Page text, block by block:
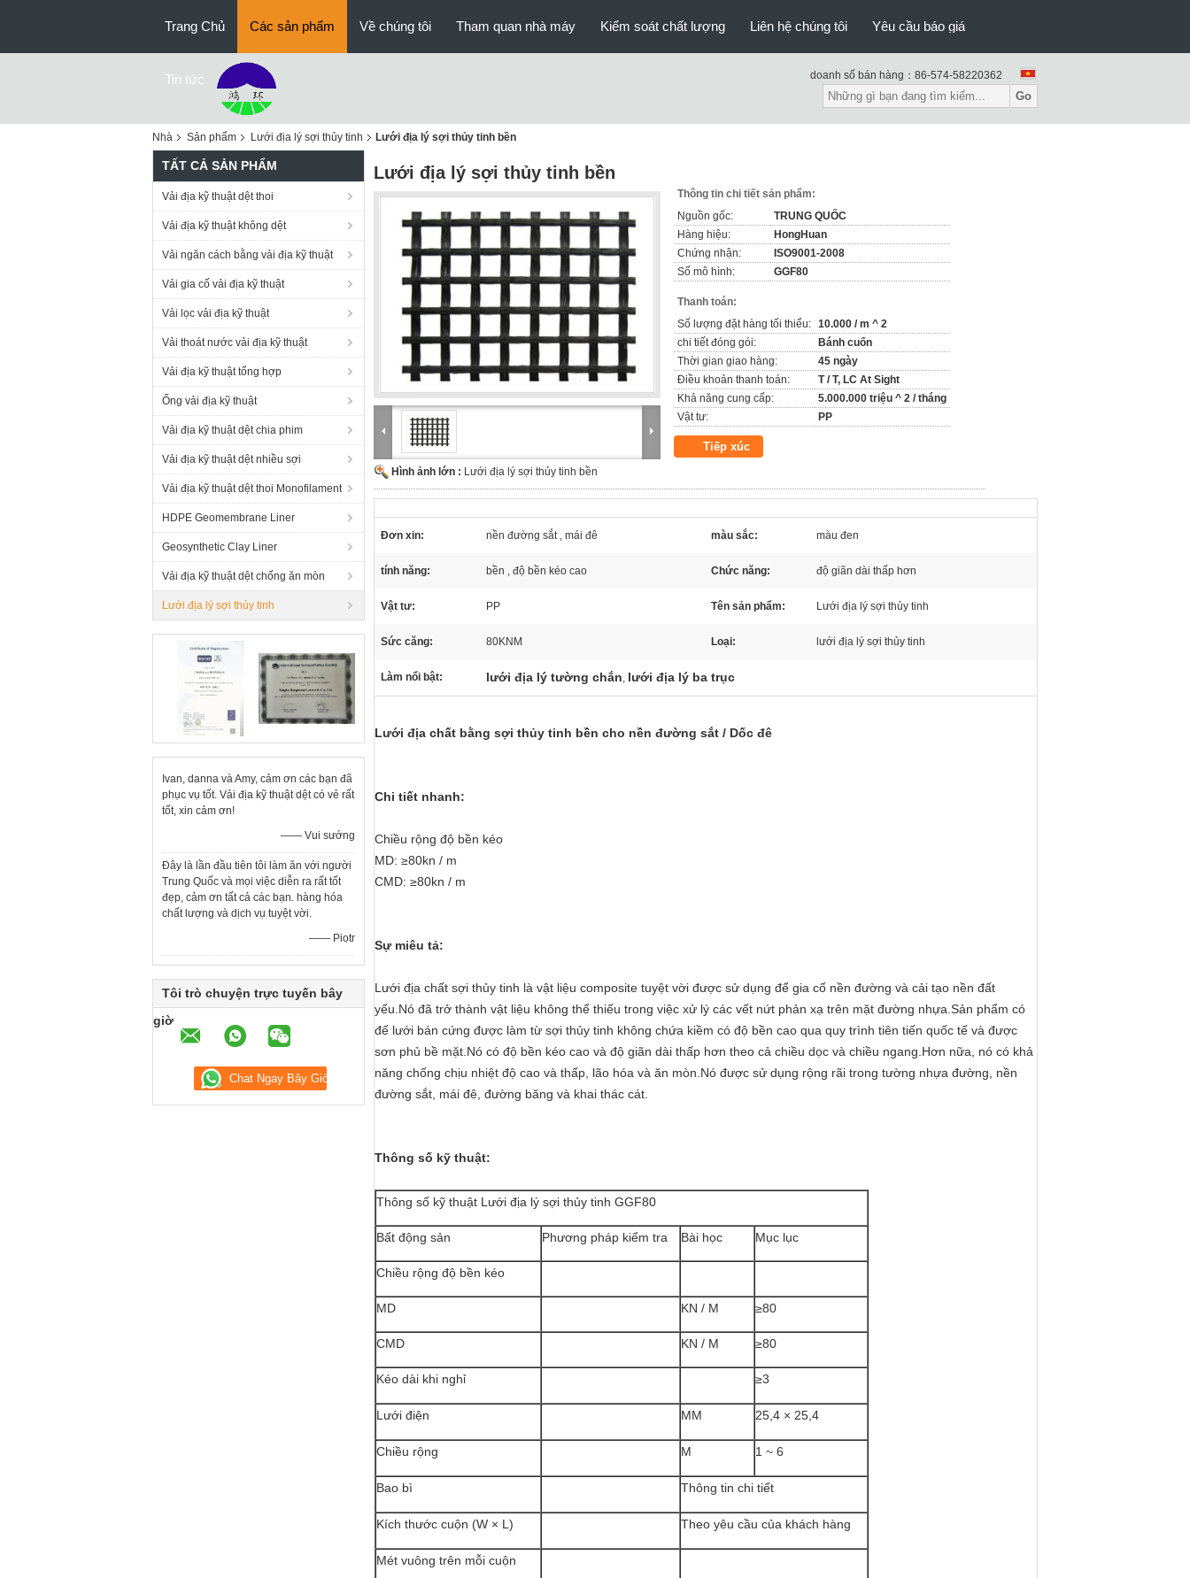
Trang Chủ Các sản phẩm Về chúng tôi Tham quan nhà máy Kiểm soát chất lượng Liên hệ chúng tôi Yêu cầu báo giá
Tin tức doanh số bán hàng： 86-574-58220362
Go
Nhà Sản phẩm Lưới địa lý sợi thủy tinh Lưới địa lý sợi thủy tinh bền
TẤT CẢ SẢN PHẨM
Vải địa kỹ thuật dệt thoi
Vải địa kỹ thuật không dệt
Vải ngăn cách bằng vải địa kỹ thuật
Vải gia cố vải địa kỹ thuật
Vải lọc vải địa kỹ thuật
Vải thoát nước vải địa kỹ thuật
Vải địa kỹ thuật tổng hợp
Ống vải địa kỹ thuật
Vải địa kỹ thuật dệt chia phim
Vải địa kỹ thuật dệt nhiều sợi
Vải địa kỹ thuật dệt thoi Monofilament
HDPE Geomembrane Liner
Geosynthetic Clay Liner
Vải địa kỹ thuật dệt chống ăn mòn
Lưới địa lý sợi thủy tinh
Ivan, danna và Amy, cảm ơn các bạn đã
phục vụ tốt. Vải địa kỹ thuật dệt có vẻ rất
tốt, xin cảm ơn!
—— Vui sướng
Đây là lần đầu tiên tôi làm ăn với người
Trung Quốc và mọi việc diễn ra rất tốt
đẹp, cảm ơn tất cả các bạn. hàng hóa
chất lượng và dịch vụ tuyệt vời.
—— Piotr
Tôi trò chuyện trực tuyến bây
giờ
Lưới địa lý sợi thủy tinh bền
Hình ảnh lớn : Lưới địa lý sợi thủy tinh bền
Thông tin chi tiết sản phẩm:
Nguồn gốc:
TRUNG QUỐC
Hàng hiệu:
HongHuan
Chứng nhận:
ISO9001-2008
Số mô hình:
GGF80
Thanh toán:
Số lượng đặt hàng tối thiểu: 10.000 / m ^ 2
chi tiết đóng gói:
Bánh cuốn
Thời gian giao hàng:
45 ngày
Điều khoản thanh toán:
T / T, LC At Sight
Khả năng cung cấp:
5.000.000 triệu ^ 2 / tháng
Vật tư:
PP
Tiếp xúc
Đơn xin: nền đường sắt , mái đê màu sắc: màu đen
tính năng: bền , độ bền kéo cao Chức năng: độ giãn dài thấp hơn
Vật tư: PP Tên sản phẩm: Lưới địa lý sợi thủy tinh
Sức căng: 80KNM Loại: lưới địa lý sợi thủy tinh
Làm nổi bật: lưới địa lý tường chắn, lưới địa lý ba trục
Lưới địa chất bằng sợi thủy tinh bền cho nền đường sắt / Dốc đê
Chi tiết nhanh:
Chiều rộng độ bền kéo
MD: ≥80kn / m
CMD: ≥80kn / m
Sự miêu tả:
Lưới địa chất sợi thủy tinh là vật liệu composite tuyệt vời được sử dụng để gia cố nền đường và cải tạo nền đất
yếu.Nó đã trở thành vật liệu không thể thiếu trong việc xử lý các vết nứt phản xạ trên mặt đường nhựa.Sản phẩm có
đế lưới bán cứng được làm từ sợi thủy tinh không chứa kiềm có độ bền cao qua quy trình tiên tiến quốc tế và được
sơn phủ bề mặt.Nó có độ bền kéo cao và độ giãn dài thấp hơn theo cả chiều dọc và chiều ngang.Hơn nữa, nó có khả
năng chống chịu nhiệt độ cao và thấp, lão hóa và ăn mòn.Nó được sử dụng rộng rãi trong tường nhựa đường, nền
đường sắt, mái đê, đường băng và khai thác cát.
Thông số kỹ thuật:
Thông số kỹ thuật Lưới địa lý sợi thủy tinh GGF80
Bất động sản Phương pháp kiểm tra Bài học Mục lục
Chiều rộng độ bền kéo
MD KN / M ≥80
CMD KN / M ≥80
Kéo dài khi nghỉ ≥3
Lưới điện MM 25,4 × 25,4
Chiều rộng M 1 ~ 6
Bao bì Thông tin chi tiết
Kích thước cuộn (W × L) Theo yêu cầu của khách hàng
Mét vuông trên mỗi cuộn